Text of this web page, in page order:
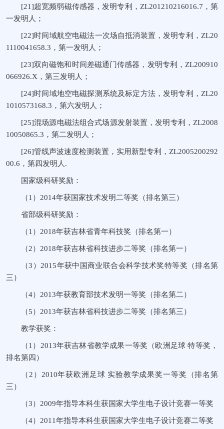
[21]超宽频弱磁传感器，发明专利，ZL201210216016.7，第
一发明人；
[22]时间域航空电磁法一次场自抵消装置，发明专利，ZL20
1110041658.3，第一发明人；
[23]双向磁饱和时间差磁通门传感器，发明专利，ZL200910
066926.X，第三发明人；
[24]时间域地空电磁探测系统及标定方法，发明专利，ZL20
1010573168.3，第六发明人；
[25]混场源电磁法组合式场源发射装置，发明专利，ZL2008
10050865.3，第二发明人；
[26]管线声波速度检测装置，实用新型专利，ZL2005200292
00.6，第四发明人.
国家级科研奖励：
（1）2014年获国家技术发明二等奖（排名第三）
省部级科研奖励：
（1）2018年获吉林省青年科技奖（排名第一）
（2）2018年获吉林省科技进步二等奖（排名第一）
（3）2015年获中国商业联合会科学技术奖特等奖（排名第
三）
（4）2013年获教育部技术发明一等奖（排名第二）
（5）2013年获吉林省科技进步二等奖（排名第三）
教学获奖：
（1）2013年获吉林省教学成果一等奖（欧洲足球 特等奖，
排名第四）
（2）2010年获欧洲足球 实验教学成果奖一等奖（排名第
三）
（3）2009年指导本科生获国家大学生电子设计竞赛一等奖
（4）2011年指导本科生获国家大学生电子设计竞赛二等奖